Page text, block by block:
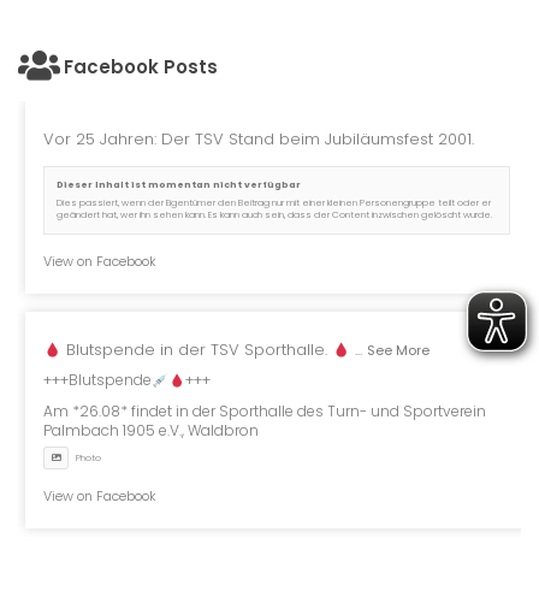
Facebook Posts
Vor 25 Jahren: Der TSV Stand beim Jubiläumsfest 2001.
Dieser Inhalt ist momentan nicht verfügbar
Dies passiert, wenn der Eigentümer den Beitrag nur mit einer kleinen Personengruppe teilt oder er
geändert hat, wer ihn sehen kann. Es kann auch sein, dass der Content inzwischen gelöscht wurde.
View on Facebook
Blutspende in der TSV Sporthalle.
+++Blutspende
+++
Am *26.08* findet in der Sporthalle des Turn- und Sportverein
Palmbach 1905 e.V., Waldbron
... See More
Photo
View on Facebook